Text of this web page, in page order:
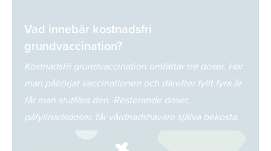
Vad innebär kostnadsfri
grundvaccination?
Kostnadsfri grundvaccination omfattar tre doser. Har
man påbörjat vaccinationen och därefter fyllt fyra år
får man slutföra den. Resterande doser,
påfyllnadsdoser, får vårdnadshavare själva bekosta.